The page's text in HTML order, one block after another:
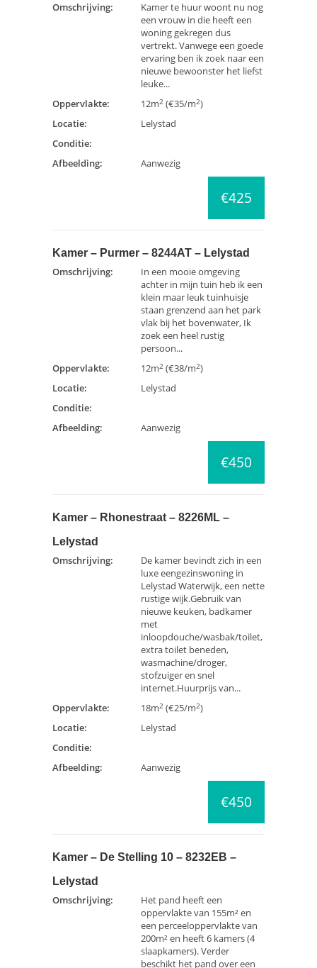
Omschrijving:
Kamer te huur woont nu nog
een vrouw in die heeft een
woning gekregen dus
vertrekt. Vanwege een goede
ervaring ben ik zoek naar een
nieuwe bewoonster het liefst
leuke...
Oppervlakte:
12m2 (€35/m2)
Locatie:
Lelystad
Conditie:
Afbeelding:
Aanwezig
€425
Kamer – Purmer – 8244AT – Lelystad
Omschrijving:
In een mooie omgeving
achter in mijn tuin heb ik een
klein maar leuk tuinhuisje
staan grenzend aan het park
vlak bij het bovenwater, Ik
zoek een heel rustig
persoon...
Oppervlakte:
12m2 (€38/m2)
Locatie:
Lelystad
Conditie:
Afbeelding:
Aanwezig
€450
Kamer – Rhonestraat – 8226ML –
Lelystad
Omschrijving:
De kamer bevindt zich in een
luxe eengezinswoning in
Lelystad Waterwijk, een nette
rustige wijk.Gebruik van
nieuwe keuken, badkamer
met
inloopdouche/wasbak/toilet,
extra toilet beneden,
wasmachine/droger,
stofzuiger en snel
internet.Huurprijs van...
Oppervlakte:
18m2 (€25/m2)
Locatie:
Lelystad
Conditie:
Afbeelding:
Aanwezig
€450
Kamer – De Stelling 10 – 8232EB –
Lelystad
Omschrijving:
Het pand heeft een
oppervlakte van 155m² en
een perceeloppervlakte van
200m² en heeft 6 kamers (4
slaapkamers). Verder
beschikt het pand over een